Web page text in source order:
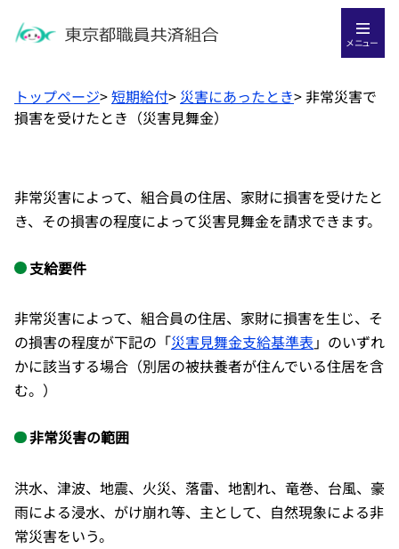
メニュー
トップページ>短期給付> 災害にあったとき>非常災害で
損害を受けたとき（災害見舞金）
非常災害によって、組合員の住居、家財に損害を受けたと
き、その損害の程度によって災害見舞金を請求できます。
支給要件
非常災害によって、組合員の住居、家財に損害を生じ、そ
の損害の程度が下記の「災害見舞金支給基準表 」のいずれ
かに該当する場合（別居の被扶養者が住んでいる住居を含
む。）
非常災害の範囲
洪水、津波、地震、火災、落雷、地割れ、竜巻、台風、豪
雨による浸水、がけ崩れ等、主として、自然現象による非
常災害をいう。